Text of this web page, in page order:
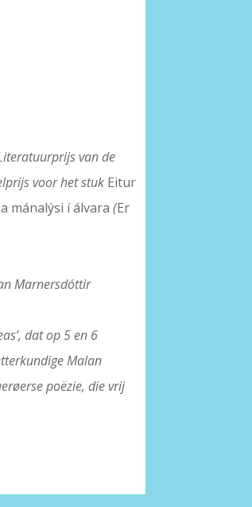
van de
voor het stuk Eitur
mánalýsi í álvara(Er
Marnersdóttir
dat op 5 en 6
Malan
poëzie, die vrij